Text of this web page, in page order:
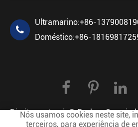
Ultramarino:+86-
Doméstico:+86-
Direitos autorais©Foshan
Nós usamos cookies neste site,
terceiros, para experiência de